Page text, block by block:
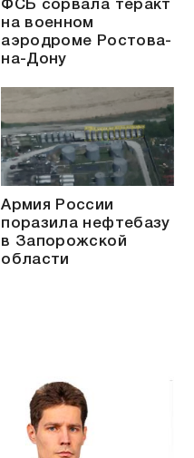
ФСБ сорвала теракт
на военном
аэродроме Ростова-
на-Дону
Армия России
поразила нефтебазу
в Запорожской
области